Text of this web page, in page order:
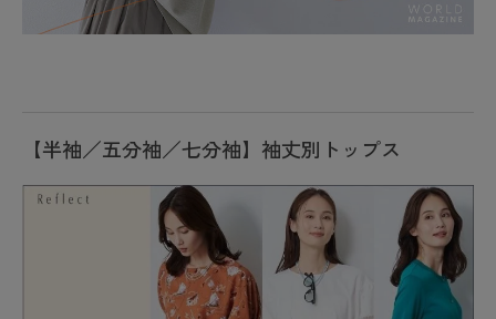
【半袖／五分袖／七分袖】袖丈別トップス